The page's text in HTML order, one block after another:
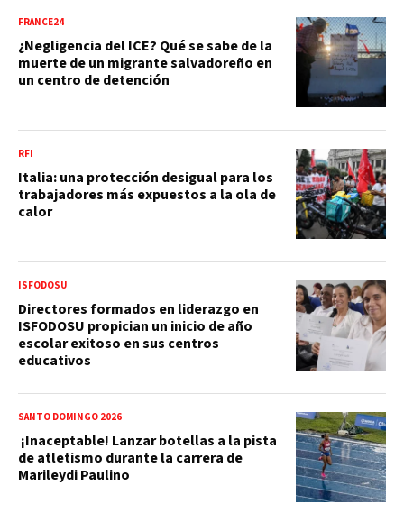
FRANCE24
¿Negligencia del ICE? Qué se sabe de la
muerte de un migrante salvadoreño en
un centro de detención
RFI
Italia: una protección desigual para los
trabajadores más expuestos a la ola de
calor
ISFODOSU
Directores formados en liderazgo en
ISFODOSU propician un inicio de año
escolar exitoso en sus centros
educativos
SANTO DOMINGO 2026
¡Inaceptable! Lanzar botellas a la pista
de atletismo durante la carrera de
Marileydi Paulino